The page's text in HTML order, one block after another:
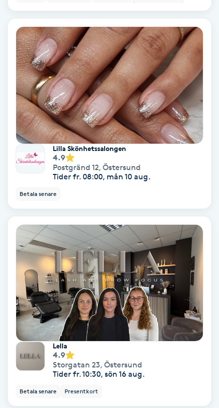
Fotmassage
Fotsvamp
Fotvård
Fransar
Fransborttagning
Fransfärgning
Fransförlängning
Fransförlängning Volym
Fransk manikyr
Fransrengöring
Frekvensterapi
Friskvård
Friskvårdsmassage
Frisör
Lilla Skönhetssalongen
4.9
Postgränd 12, Östersund
Tider fr. 08:00, mån 10 aug.
Betala senare
Lella
4.9
Storgatan 23, Östersund
Tider fr. 10:30, sön 16 aug.
Betala senare Presentkort